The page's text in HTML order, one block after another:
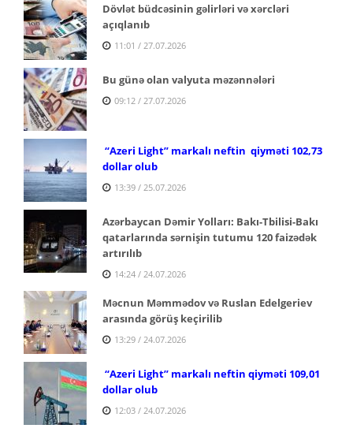
Dövlət büdcəsinin gəlirləri və xərcləri
açıqlanıb
11:01 / 27.07.2026
Bu günə olan valyuta məzənnələri
09:12 / 27.07.2026
“Azeri Light” markalı neftin qiyməti 102,73
dollar olub
13:39 / 25.07.2026
Azərbaycan Dəmir Yolları: Bakı-Tbilisi-Bakı
qatarlarında sərnişin tutumu 120 faizədək
artırılıb
14:24 / 24.07.2026
Məcnun Məmmədov və Ruslan Edelgeriev
arasında görüş keçirilib
13:29 / 24.07.2026
“Azeri Light” markalı neftin qiyməti 109,01
dollar olub
12:03 / 24.07.2026